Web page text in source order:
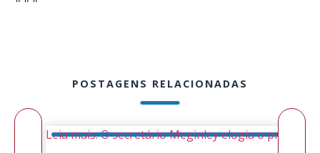
POSTAGENS RELACIONADAS
Leia mais: O secretário Meginley elogia o projeto